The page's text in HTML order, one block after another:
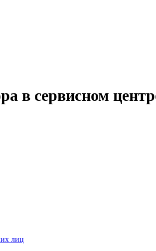
в сервисном
лиц